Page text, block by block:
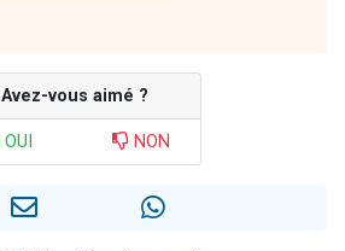
Avez-vous aimé ?
OUI NON